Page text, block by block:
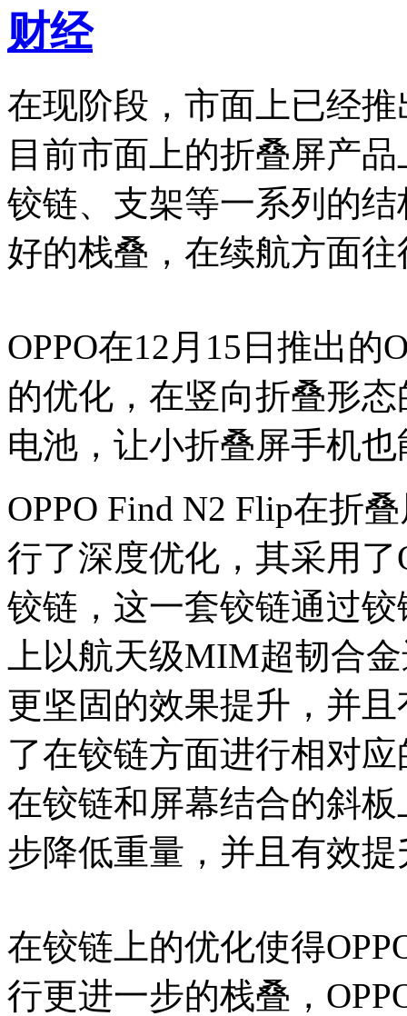
财经
在现阶段，市面上已经
目前市面上的折叠屏产
铰链、支架等一系列的
好的栈叠，在续航方面
OPPO在12月15日推出的
的优化，在竖向折叠形
电池，让小折叠屏手机
OPPO Find N2 Flip在折
行了深度优化，其采用
铰链，这一套铰链通过
上以航天级MIM超韧合
更坚固的效果提升，并
了在铰链方面进行相对
在铰链和屏幕结合的斜
步降低重量，并且有效
在铰链上的优化使得
行更进一步的栈叠，